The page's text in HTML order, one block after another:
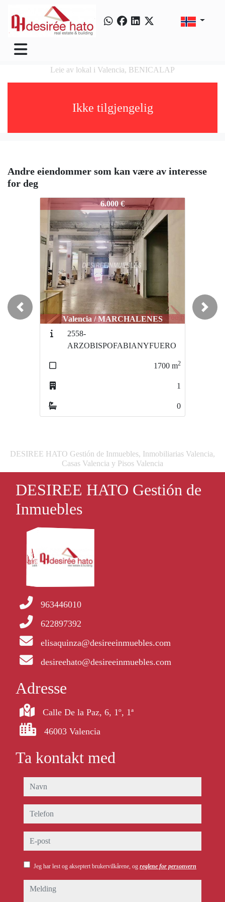
Leie av lokal i Valencia, BENICALAP
Ikke tilgjengelig
Andre eiendommer som kan være av interesse
for deg
3737-GENERALLLORENS
6.000 €
Valencia / MARCHALENES
2558-
ARZOBISPOFABIANYFUERO
1700 m2
1
0
Previous Next
DESIREE HATO Gestión de Inmuebles, Inmobiliarias Valencia,
Casas Valencia y Pisos Valencia
DESIREE HATO Gestión de
Inmuebles
963446010
622897392
elisaquinza@desireeinmuebles.com
desireehato@desireeinmuebles.com
Adresse
Calle De la Paz, 6, 1º, 1ª
46003 Valencia
Ta kontakt med
navn
telefon
e-post
Jeg har lest og akseptert brukervilkårene, og reglene for personvern
melding